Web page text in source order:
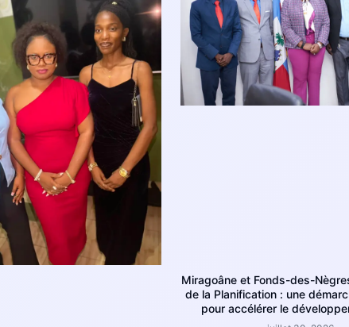
Miragoâne et Fonds-des-
de la Planification : une
pour accélérer le